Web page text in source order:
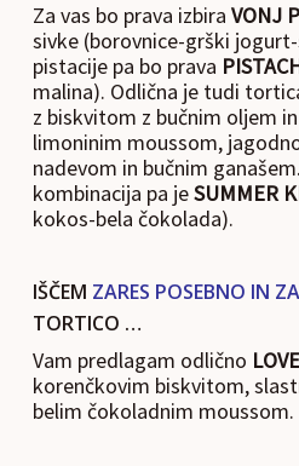
Za vas bo prava izbira VONJ
sivke (borovnice-grški
pistacije pa bo prava
malina). Odlična je tudi
z biskvitom z bučnim oljem
limoninim moussom,
nadevom in bučnim
kombinacija pa jeSUMMER
kokos-bela čokolada).
IŠČEM ZARES POSEBNO IN
TORTICO …
Vam predlagam odlično
korenčkovim biskvitom,
belim čokoladnim moussom.